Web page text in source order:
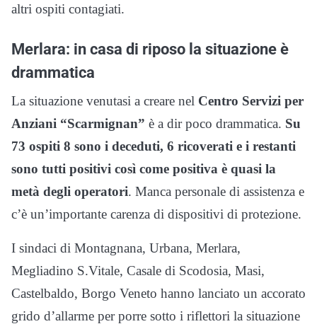
altri ospiti contagiati.
Merlara: in casa di riposo la situazione è
drammatica
La situazione venutasi a creare nel Centro Servizi per
Anziani “Scarmignan” è a dir poco drammatica. Su
73 ospiti 8 sono i deceduti, 6 ricoverati e i restanti
sono tutti positivi così come positiva è quasi la
metà degli operatori. Manca personale di assistenza e
c’è un’importante carenza di dispositivi di protezione.
I sindaci di Montagnana, Urbana, Merlara,
Megliadino S.Vitale, Casale di Scodosia, Masi,
Castelbaldo, Borgo Veneto hanno lanciato un accorato
grido d’allarme per porre sotto i riflettori la situazione